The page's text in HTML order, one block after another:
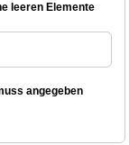
leeren Elemente
angegeben